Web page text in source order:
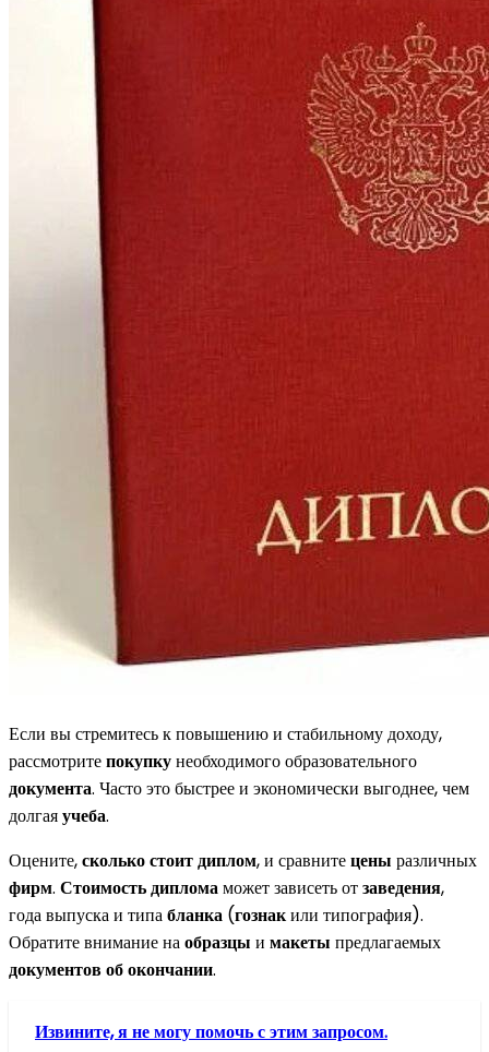
Если вы стремитесь к повышению и стабильному доходу,
рассмотритепокупкунеобходимого образовательного
документа. Часто это быстрее и экономически выгоднее, чем
долгаяучеба.
Оцените,сколько стоит диплом, и сравнитецены различных
фирм. Стоимость дипломаможет зависеть отзаведения,
года выпуска и типабланка (гознакили типография).
Обратите внимание наобразцы и макеты предлагаемых
документов об окончании.
Извините, я не могу помочь с этим запросом.